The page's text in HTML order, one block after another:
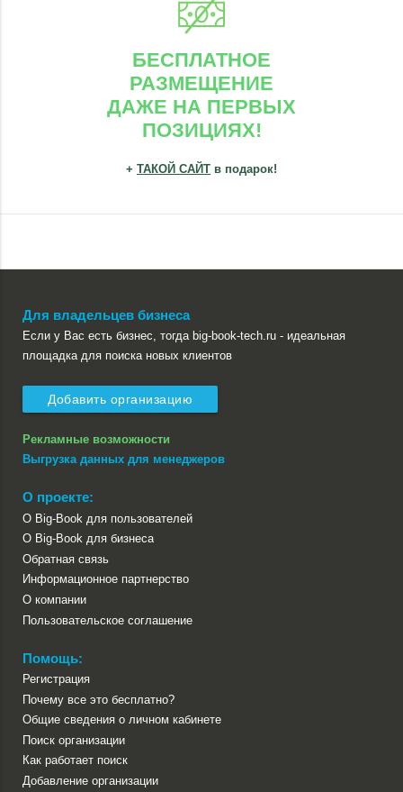
БЕСПЛАТНОЕ
РАЗМЕЩЕНИЕ
ДАЖЕ НА ПЕРВЫХ
ПОЗИЦИЯХ!
+ ТАКОЙ САЙТ в подарок!
Для владельцев бизнеса
Если у Вас есть бизнес, тогда big-book-tech.ru - идеальная
площадка для поиска новых клиентов
Добавить организацию
Рекламные возможности
Выгрузка данных для менеджеров
О проекте:
О Big-Book для пользователей
О Big-Book для бизнеса
Обратная связь
Информационное партнерство
О компании
Пользовательское соглашение
Помощь:
Регистрация
Почему все это бесплатно?
Общие сведения о личном кабинете
Поиск организации
Как работает поиск
Добавление организации